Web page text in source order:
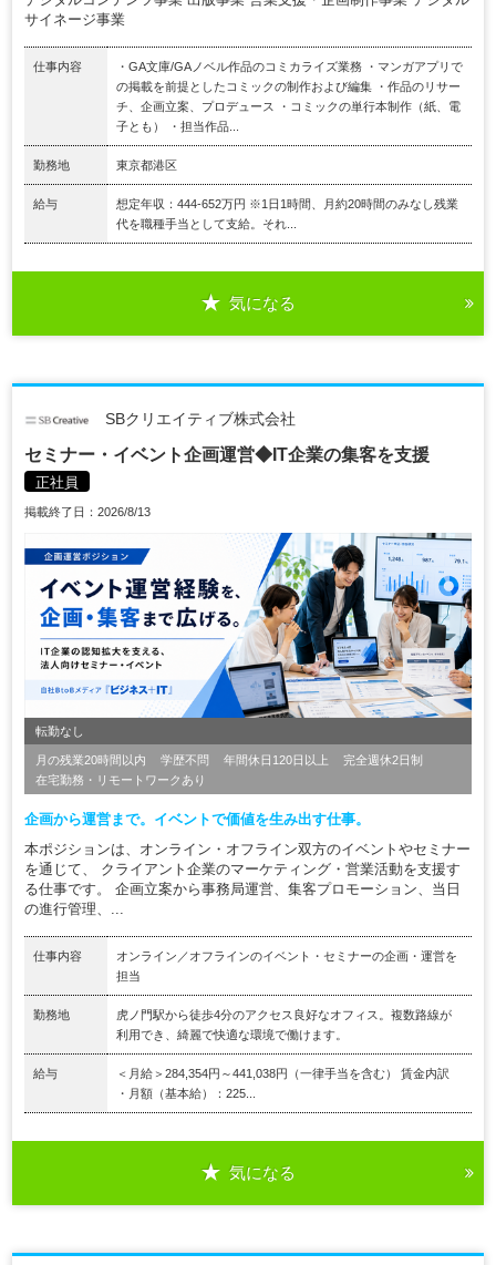
サイネージ事業
仕事内容
・GA文庫/GAノベル作品のコミカライズ業務 ・マンガアプリで
の掲載を前提としたコミックの制作および編集 ・作品のリサー
チ、企画立案、プロデュース ・コミックの単行本制作（紙、電
子とも） ・担当作品...
勤務地 東京都港区
給与
想定年収：444-652万円 ※1日1時間、月約20時間のみなし残業
代を職種手当として支給。それ...
気になる
SBクリエイティブ株式会社
セミナー・イベント企画運営◆IT企業の集客を支援
正社員
掲載終了日：2026/8/13
転勤なし
月の残業20時間以内 学歴不問 年間休日120日以上
完全週休2日制
在宅勤務・リモートワークあり
企画から運営まで。イベントで価値を生み出す仕事。
本ポジションは、オンライン・オフライン双方のイベントやセミナー
を通じて、 クライアント企業のマーケティング・営業活動を支援す
る仕事です。 企画立案から事務局運営、集客プロモーション、当日
の進行管理、...
仕事内容
オンライン／オフラインのイベント・セミナーの企画・運営を
担当
勤務地
虎ノ門駅から徒歩4分のアクセス良好なオフィス。複数路線が
利用でき、綺麗で快適な環境で働けます。
給与
＜月給＞284,354円～441,038円（一律手当を含む） 賃金内訳
・月額（基本給）：225...
気になる